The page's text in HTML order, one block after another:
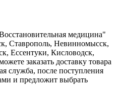
медицина"
Ставрополь, Невинномысск,
Ессентуки, Кисловодск,
заказать доставку товара
служба, после поступления
и предложит выбрать